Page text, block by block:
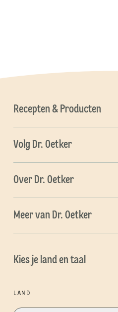
Recepten & Producten
Volg Dr. Oetker
Over Dr. Oetker
Meer van Dr. Oetker
Kies je land en taal
LAND